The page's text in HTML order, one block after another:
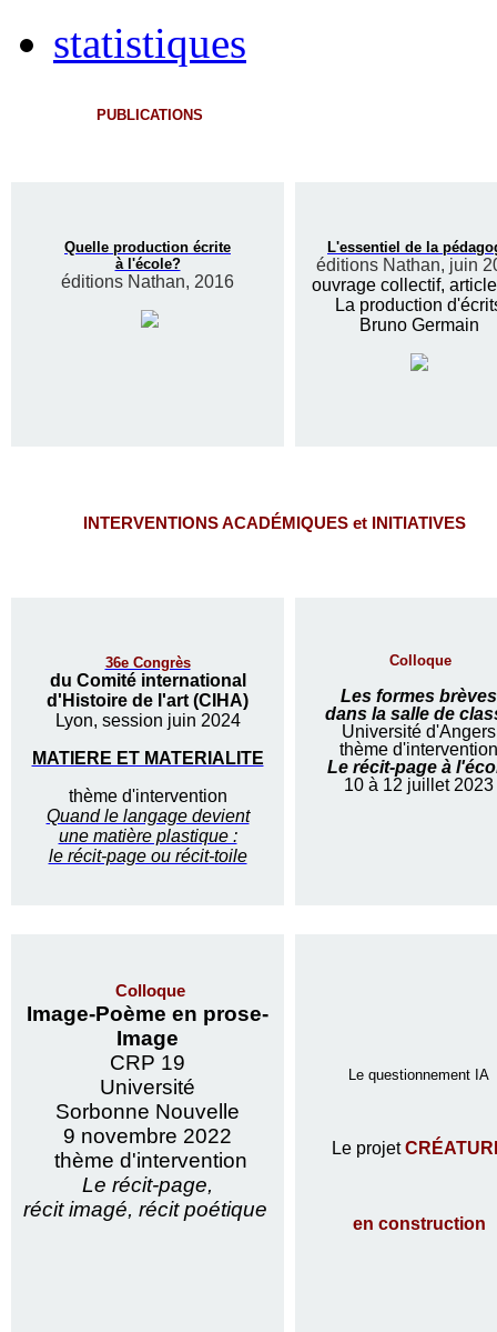
statistiques
PUBLICATIONS
Quelle production écrite
à l'école?
éditions Nathan, 2016
L'essentiel de la
éditions Nathan, juin
ouvrage collectif,
La production
Bruno Germain
INTERVENTIONS ACADÉMIQUES et INITIATIVES
36e Congrès
du Comité international
d'Histoire de l'art (CIHA)
Lyon, session juin 2024
MATIERE ET MATERIALITE
thème d'intervention
Quand le langage devient
une matière plastique :
le récit-page ou récit-toile
Colloque
Les formes brèves
dans la salle de
Université d'Angers
thème d'intervention
Le récit-page à
10 à 12 juillet 2023
Colloque
Image-Poème en prose-
Image
CRP 19
Université
Sorbonne Nouvelle
9 novembre 2022
thème d'intervention
Le récit-page,
récit imagé, récit poétique
Le questionnement IA
Le projet
en construction